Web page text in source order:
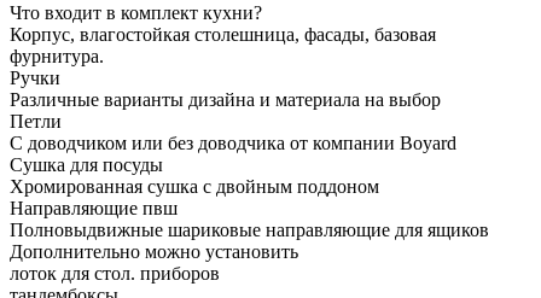
Что входит в комплект кухни?
Корпус, влагостойкая столешница, фасады, базовая
фурнитура.
Ручки
Различные варианты дизайна и материала на выбор
Петли
С доводчиком или без доводчика от компании Boyard
Сушка для посуды
Хромированная сушка с двойным поддоном
Направляющие пвш
Полновыдвижные шариковые направляющие для ящиков
Дополнительно можно установить
лоток для стол. приборов